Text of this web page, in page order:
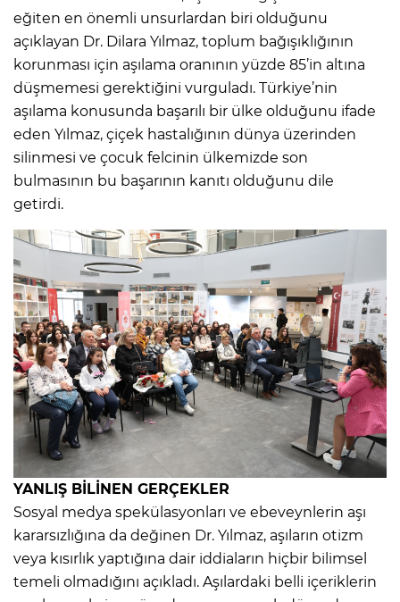
eğiten en önemli unsurlardan biri olduğunu
açıklayan Dr. Dilara Yılmaz, toplum bağışıklığının
korunması için aşılama oranının yüzde 85’in altına
düşmemesi gerektiğini vurguladı. Türkiye’nin
aşılama konusunda başarılı bir ülke olduğunu ifade
eden Yılmaz, çiçek hastalığının dünya üzerinden
silinmesi ve çocuk felcinin ülkemizde son
bulmasının bu başarının kanıtı olduğunu dile
getirdi.
YANLIŞ BİLİNEN GERÇEKLER
Sosyal medya spekülasyonları ve ebeveynlerin aşı
kararsızlığına da değinen Dr. Yılmaz, aşıların otizm
veya kısırlık yaptığına dair iddiaların hiçbir bilimsel
temeli olmadığını açıkladı. Aşılardaki belli içeriklerin